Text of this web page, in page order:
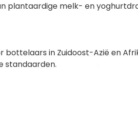
plantaardige melk- en
in Zuidoost-Azië en
standaarden.